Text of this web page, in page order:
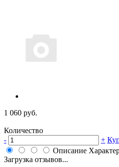
1 060 руб.
Количество
-
+
Описание
Загрузка отзывов...